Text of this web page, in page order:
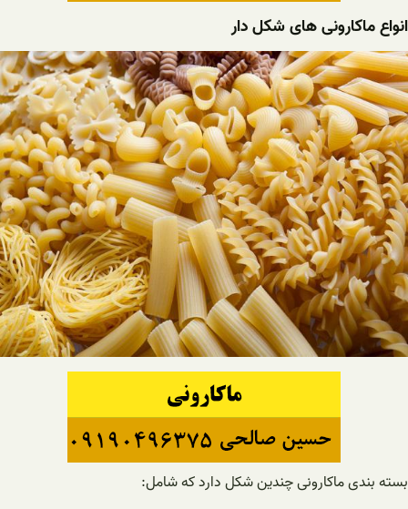
انواع ماکارونی های شکل دار
بسته بندی ماکارونی چندین شکل دارد که شامل: